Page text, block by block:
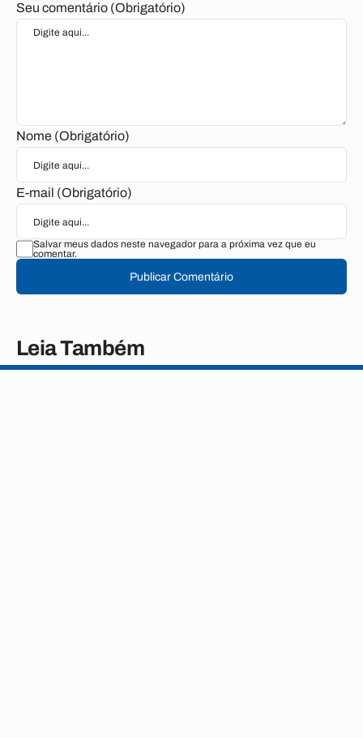
Seu comentário (Obrigatório)
Nome (Obrigatório)
E-mail (Obrigatório)
Salvar meus dados neste navegador para a próxima vez que eu
comentar.
Publicar Comentário
Leia Também